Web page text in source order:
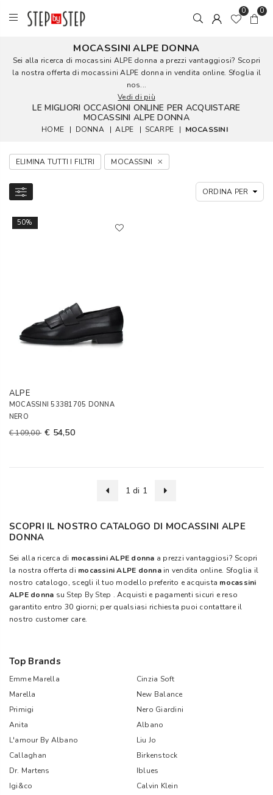
0 0
MOCASSINI ALPE DONNA
Sei alla ricerca di mocassini ALPE donna a prezzi vantaggiosi? Scopri
la nostra offerta di mocassini ALPE donna in vendita online. Sfoglia il
nos...
Vedi di più
LE MIGLIORI OCCASIONI ONLINE PER ACQUISTARE
MOCASSINI ALPE DONNA
HOME | DONNA | ALPE | SCARPE | MOCASSINI
ELIMINA TUTTI I FILTRI MOCASSINI
50%
ALPE
MOCASSINI 53381705 DONNA
NERO
€ 109,00 € 54,50
1 di 1
SCOPRI IL NOSTRO CATALOGO DI MOCASSINI ALPE
DONNA
Sei alla ricerca di mocassini ALPE donna a prezzi vantaggiosi? Scopri
la nostra offerta di mocassini ALPE donna in vendita online. Sfoglia il
nostro catalogo, scegli il tuo modello preferito e acquista mocassini
ALPE donna suStep By Step . Acquisti e pagamenti sicuri e reso
garantito entro 30 giorni; per qualsiasi richiesta puoi contattare il
nostro customer care.
Top Brands
Emme Marella
Cinzia Soft
Marella
New Balance
Primigi
Nero Giardini
Anita
Albano
L'amour By Albano
Liu Jo
Callaghan
Birkenstock
Dr. Martens
Iblues
Igi&co
Calvin Klein